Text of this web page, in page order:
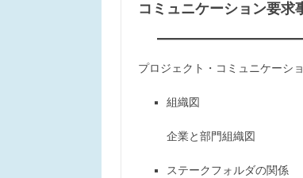
コミュニケーション要求
プロジェクト・コミュニケーシ
組織図
企業と部門組織図
ステークフォルダの関係